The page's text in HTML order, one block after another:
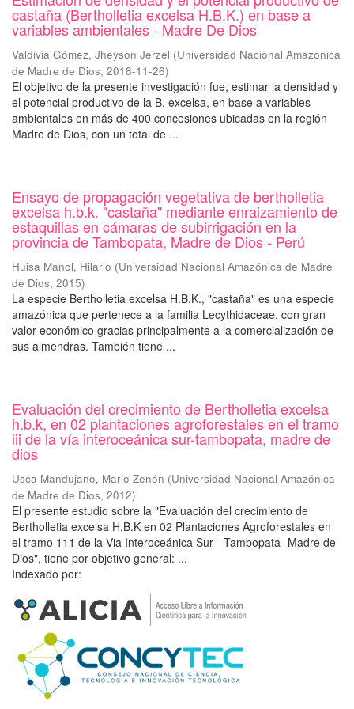
castaña (Bertholletia excelsa H.B.K.) en base a
variables ambientales - Madre De Dios
Valdivia Gómez, Jheyson Jerzel (Universidad Nacional Amazonica
de Madre de Dios, 2018-11-26)
El objetivo de la presente investigación fue, estimar la densidad y
el potencial productivo de la B. excelsa, en base a variables
ambientales en más de 400 concesiones ubicadas en la región
Madre de Dios, con un total de ...
Ensayo de propagación vegetativa de bertholletia
excelsa h.b.k. "castaña" mediante enraizamiento de
estaquillas en cámaras de subirrigación en la
provincia de Tambopata, Madre de Dios - Perú
Huisa Manol, Hilario (Universidad Nacional Amazónica de Madre
de Dios, 2015)
La especie Bertholletia excelsa H.B.K., "castaña" es una especie
amazónica que pertenece a la familia Lecythidaceae, con gran
valor económico gracias principalmente a la comercialización de
sus almendras. También tiene ...
Evaluación del crecimiento de Bertholletia excelsa
h.b.k, en 02 plantaciones agroforestales en el tramo
iii de la vía interoceánica sur-tambopata, madre de
dios
Usca Mandujano, Mario Zenón (Universidad Nacional Amazónica
de Madre de Dios, 2012)
El presente estudio sobre la "Evaluación del crecimiento de
Bertholletia excelsa H.B.K en 02 Plantaciones Agroforestales en
el tramo 111 de la Via Interoceánica Sur - Tambopata- Madre de
Dios", tiene por objetivo general: ...
Indexado por: